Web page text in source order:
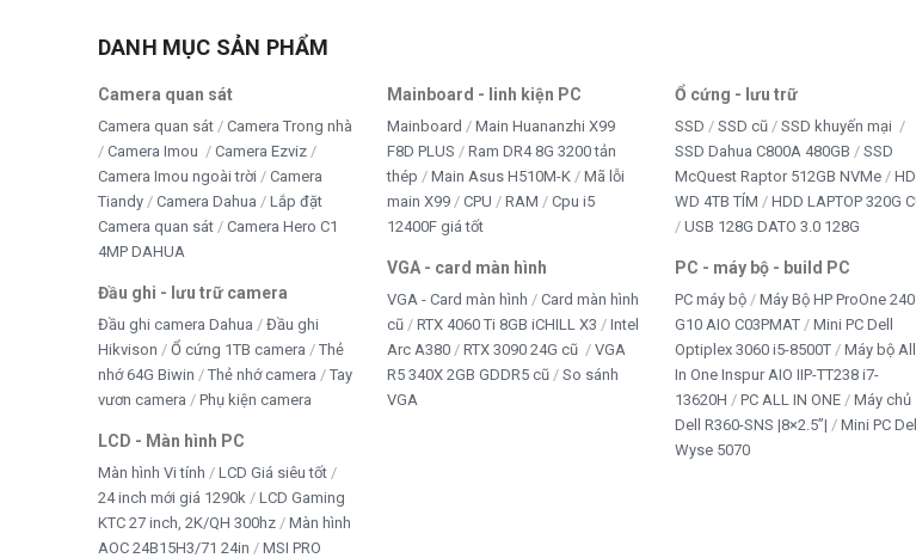
DANH MỤC SẢN PHẨM
Camera quan sát
Camera quan sát
Camera Trong nhà
Camera Imou
Camera Ezviz
Camera Imou ngoài trời
Camera
Tiandy
Camera Dahua
Lắp đặt
Camera quan sát
Camera Hero C1
4MP DAHUA
Đầu ghi - lưu trữ camera
Đầu ghi camera Dahua
Đầu ghi
Hikvison
Ổ cứng 1TB camera
Thẻ
nhớ 64G Biwin
Thẻ nhớ camera
Tay
vươn camera
Phụ kiện camera
LCD - Màn hình PC
Màn hình Vi tính
LCD Giá siêu tốt
24 inch mới giá 1290k
LCD Gaming
KTC 27 inch, 2K/QH 300hz
Màn hình
AOC 24B15H3/71 24in
MSI PRO
Mainboard - linh kiện PC
Mainboard
Main Huananzhi X99
F8D PLUS
Ram DR4 8G 3200 tản
thép
Main Asus H510M-K
Mã lỗi
main X99
CPU RAM
Cpu i5
12400F giá tốt
VGA - card màn hình
VGA - Card màn hình
Card màn hình
cũ
RTX 4060 Ti 8GB iCHILL X3
Intel
Arc A380
RTX 3090 24G cũ
VGA
R5 340X 2GB GDDR5 cũ
So sánh
VGA
Ổ cứng - lưu trữ
SSD SSD cũ
SSD khuyến mại
SSD Dahua C800A 480GB
SSD
McQuest Raptor 512GB NVMe
WD 4TB TÍM
HDD LAPTOP 320G
USB 128G DATO 3.0 128G
PC - máy bộ - build PC
PC máy bộ
Máy Bộ HP ProOne 240
G10 AIO C03PMAT
Mini PC Dell
Optiplex 3060 i5-8500T
Máy bộ All
In One Inspur AIO IIP-TT238 i7-
13620H
PC ALL IN ONE
Máy chủ
Dell R360-SNS |8×2.5”|
Mini PC
Wyse 5070